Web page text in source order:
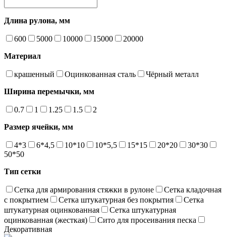
Длина рулона, мм
600 5000 10000 15000
20000
Материал
крашенный Оцинкованная сталь
Чёрный металл
Ширина перемычки, мм
0.7 1 1.25 1.5
2
Размер ячейки, мм
4*3 6*4,5 10*10 10*5,5 15*15 20*20
30*30
50*50
Тип сетки
Сетка для армирования стяжки в рулоне
Сетка кладочная
с покрытием
Сетка штукатурная без покрытия
Сетка
штукатурная оцинкованная
Сетка штукатурная
оцинкованная (жесткая)
Сито для просеивания песка
Декоративная